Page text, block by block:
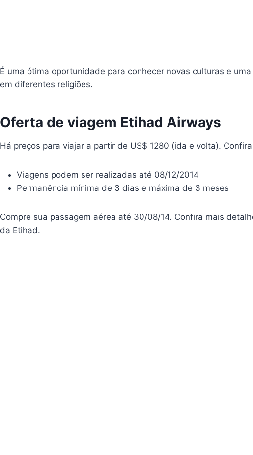
É uma ótima oportunidade para conhecer novas culturas e
em diferentes religiões.
Oferta de viagem Etihad Airways
Há preços para viajar a partir de US$ 1280 (ida e volta).
Viagens podem ser realizadas até 08/12/2014
Permanência mínima de 3 dias e máxima de 3 meses
Compre sua passagem aérea até 30/08/14. Confira mais
da Etihad.